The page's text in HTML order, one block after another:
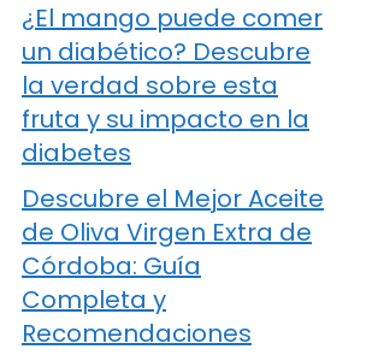
¿El mango puede comer
un diabético? Descubre
la verdad sobre esta
fruta y su impacto en la
diabetes
Descubre el Mejor Aceite
de Oliva Virgen Extra de
Córdoba: Guía
Completa y
Recomendaciones